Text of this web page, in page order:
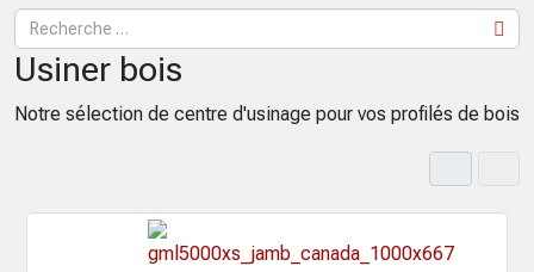
Usiner bois
Notre sélection de centre d'usinage pour vos profilés de bois